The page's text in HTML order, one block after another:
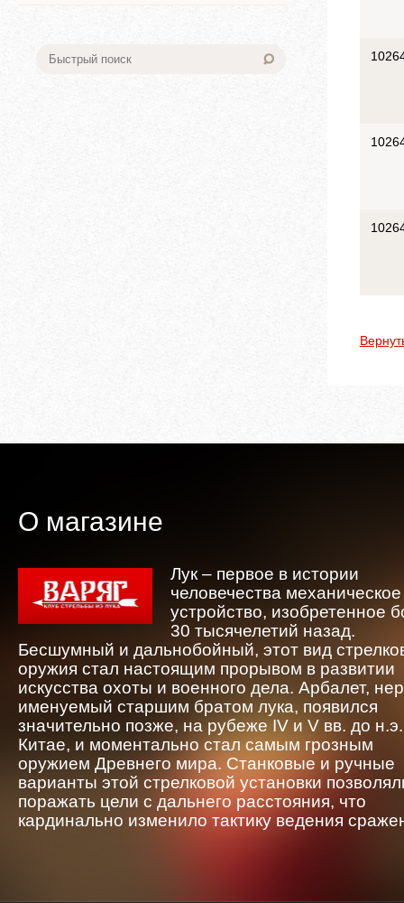
О магазине
Лук – первое в истории
человечества механическое
устройство, изобретенное
30 тысячелетий назад.
Бесшумный и дальнобойный, этот вид
оружия стал настоящим прорывом в развитии
искусства охоты и военного дела. Арбалет,
именуемый старшим братом лука, появился
значительно позже, на рубеже IV и V вв. до
Китае, и моментально стал самым грозным
оружием Древнего мира. Станковые и ручные
варианты этой стрелковой установки
поражать цели с дальнего расстояния, что
кардинально изменило тактику ведения